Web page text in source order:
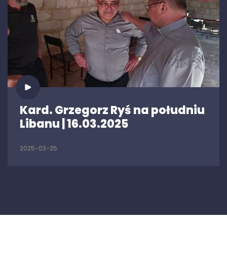
Kard. Grzegorz Ryś na południu
Libanu | 16.03.2025
2025-03-25